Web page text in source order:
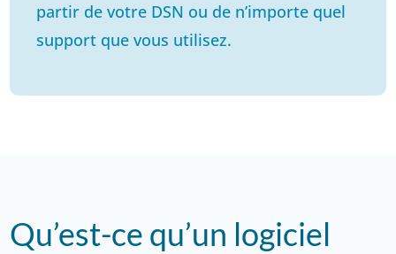
partir de votre DSN ou de n’importe quel
support que vous utilisez.
Qu’est-ce qu’un logiciel